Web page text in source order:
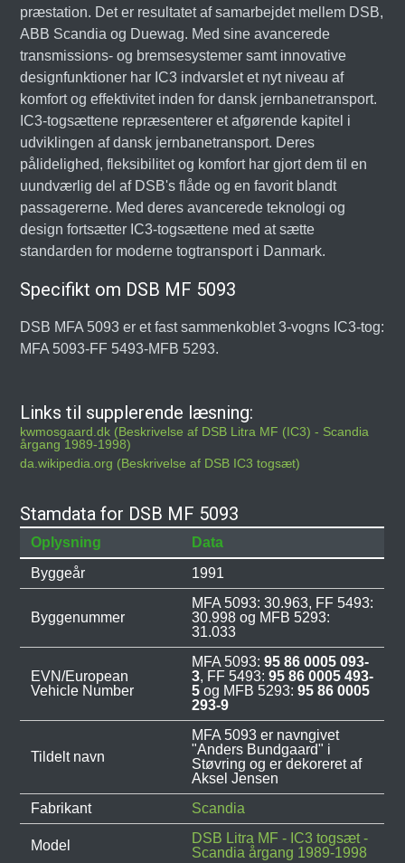
præstation. Det er resultatet af samarbejdet mellem DSB,
ABB Scandia og Duewag. Med sine avancerede
transmissions- og bremsesystemer samt innovative
designfunktioner har IC3 indvarslet et nyt niveau af
komfort og effektivitet inden for dansk jernbanetransport.
IC3-togsættene repræsenterer et afgørende kapitel i
udviklingen af dansk jernbanetransport. Deres
pålidelighed, fleksibilitet og komfort har gjort dem til en
uundværlig del af DSB's flåde og en favorit blandt
passagererne. Med deres avancerede teknologi og
design fortsætter IC3-togsættene med at sætte
standarden for moderne togtransport i Danmark.
Specifikt om DSB MF 5093
DSB MFA 5093 er et fast sammenkoblet 3-vogns IC3-tog:
MFA 5093-FF 5493-MFB 5293.
Links til supplerende læsning:
kwmosgaard.dk (Beskrivelse af DSB Litra MF (IC3) - Scandia
årgang 1989-1998)
da.wikipedia.org (Beskrivelse af DSB IC3 togsæt)
Stamdata for DSB MF 5093
Oplysning
Data
Byggeår
1991
Byggenummer
MFA 5093: 30.963, FF 5493:
30.998 og MFB 5293:
31.033
EVN/European
Vehicle Number
MFA 5093:95 86 0005 093-
3, FF 5493:95 86 0005 493-
5 og MFB 5293:95 86 0005
293-9
Tildelt navn
MFA 5093 er navngivet
"Anders Bundgaard" i
Støvring og er dekoreret af
Aksel Jensen
Fabrikant
Scandia
Model
DSB Litra MF - IC3 togsæt -
Scandia årgang 1989-1998